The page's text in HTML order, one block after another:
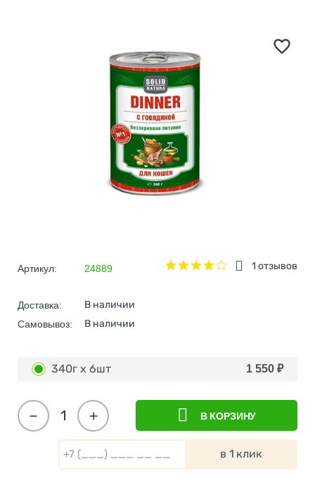
1 отзывов
Артикул: 24889
Доставка: В наличии
Самовывоз: В наличии
340г х 6шт 1 550 ₽
+
− В КОРЗИНУ
в 1 клик